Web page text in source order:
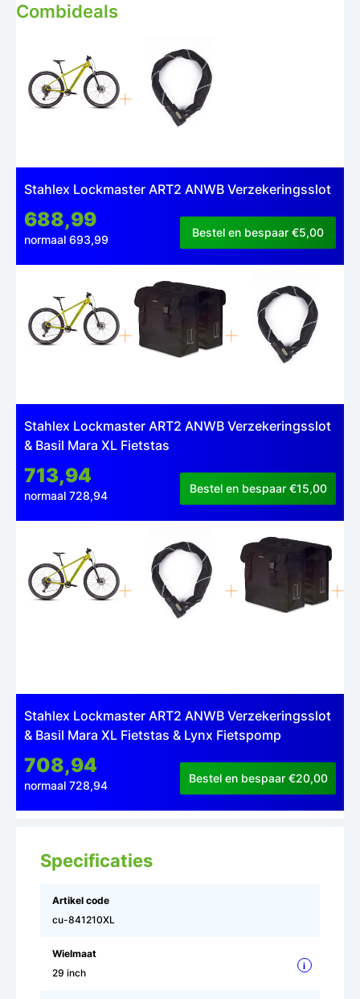
Combideals
Stahlex Lockmaster ART2 ANWB Verzekeringsslot
688,99
normaal 693,99
Bestel en bespaar €5,00
Stahlex Lockmaster ART2 ANWB Verzekeringsslot
& Basil Mara XL Fietstas
713,94
normaal 728,94
Bestel en bespaar €15,00
Stahlex Lockmaster ART2 ANWB Verzekeringsslot
& Basil Mara XL Fietstas & Lynx Fietspomp
708,94
normaal 728,94
Bestel en bespaar €20,00
Specificaties
Artikel code
cu-841210XL
Wielmaat
29 inch
i